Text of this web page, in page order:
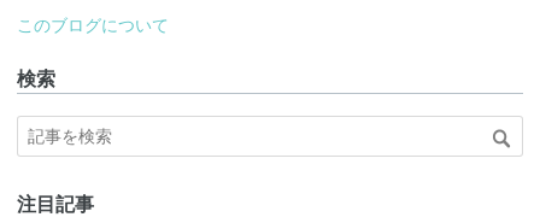
このブログについて
検索
注目記事